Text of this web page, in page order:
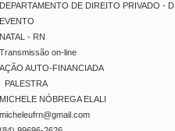
DEPARTAMENTO DE DIREITO PRIVADO -
EVENTO
NATAL - RN
Transmissão on-line
AÇÃO AUTO-FINANCIADA
PALESTRA
MICHELE NÓBREGA ELALI
micheleufrn@gmail.com